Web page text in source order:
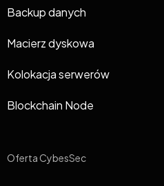
Backup danych
Macierz dyskowa
Kolokacja serwerów
Blockchain Node
Oferta CybesSec